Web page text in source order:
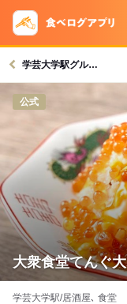
学芸大学駅グルメへ
公式
大衆食堂てんぐ
学芸大学駅/居酒屋､ 食堂